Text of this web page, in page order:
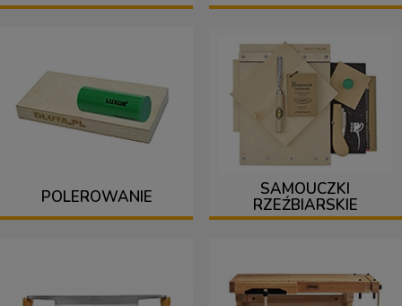
POLEROWANIE SAMOUCZKI
RZEŹBIARSKIE